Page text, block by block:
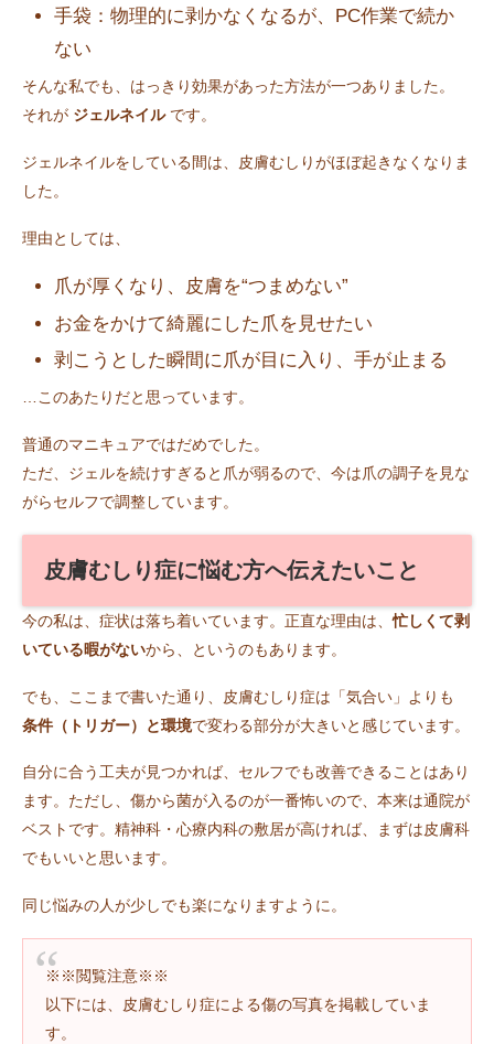
手袋：物理的に剥かなくなるが、PC作業で続か
ない
そんな私でも、はっきり効果があった方法が一つありました。
それが ジェルネイルです。
ジェルネイルをしている間は、皮膚むしりがほぼ起きなくなりま
した。
理由としては、
爪が厚くなり、皮膚を“つまめない”
お金をかけて綺麗にした爪を見せたい
剥こうとした瞬間に爪が目に入り、手が止まる
…このあたりだと思っています。
普通のマニキュアではだめでした。
ただ、ジェルを続けすぎると爪が弱るので、今は爪の調子を見な
がらセルフで調整しています。
皮膚むしり症に悩む方へ伝えたいこと
今の私は、症状は落ち着いています。正直な理由は、忙しくて剥
いている暇がないから、というのもあります。
でも、ここまで書いた通り、皮膚むしり症は「気合い」よりも
条件（トリガー）と環境で変わる部分が大きいと感じています。
自分に合う工夫が見つかれば、セルフでも改善できることはあり
ます。ただし、傷から菌が入るのが一番怖いので、本来は通院が
ベストです。精神科・心療内科の敷居が高ければ、まずは皮膚科
でもいいと思います。
同じ悩みの人が少しでも楽になりますように。
※※閲覧注意※※
以下には、皮膚むしり症による傷の写真を掲載していま
す。